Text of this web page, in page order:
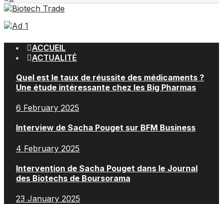
ACCUEIL
ACTUALITÉ
Quel est le taux de réussite des médicaments ?
Une étude intéressante chez les Big Pharmas
6 February 2025
Interview de Sacha Pouget sur BFM Business
4 February 2025
Intervention de Sacha Pouget dans le Journal
des Biotechs de Boursorama
23 January 2025